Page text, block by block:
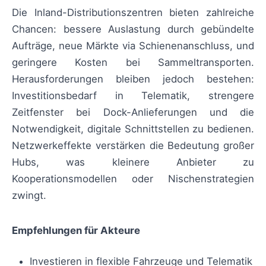
Die Inland-Distributionszentren bieten zahlreiche
Chancen: bessere Auslastung durch gebündelte
Aufträge, neue Märkte via Schienenanschluss, und
geringere Kosten bei Sammeltransporten.
Herausforderungen bleiben jedoch bestehen:
Investitionsbedarf in Telematik, strengere
Zeitfenster bei Dock-Anlieferungen und die
Notwendigkeit, digitale Schnittstellen zu bedienen.
Netzwerkeffekte verstärken die Bedeutung großer
Hubs, was kleinere Anbieter zu
Kooperationsmodellen oder Nischenstrategien
zwingt.
Empfehlungen für Akteure
Investieren in flexible Fahrzeuge und Telematik